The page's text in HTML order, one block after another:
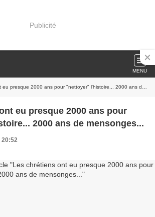
Publicité
MENU
2000 ans pour "nettoyer" l'histoire... 2000 ans de mensonges...
eu presque 2000 ans pour
"nettoyer" l'histoire... 2000 ans de mensonges...
20:52